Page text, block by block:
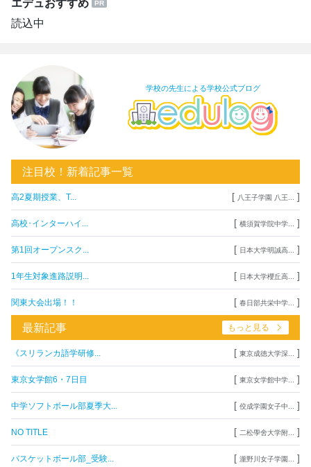
エデュおすすめ
読込中
学校の先生による学校公式ブログ
注目校！新着記事一覧
高2夏期授業、T... [ 八王子学園 八王... ]
高校･インターハイ... [ 横須賀学院中学... ]
第1回オープンスク... [ 日本大学明誠高... ]
1年生対象進路説明... [ 日本大学櫻丘高... ]
関東大会出場！！ [ 春日部共栄中学... ]
最新記事 もっと見る
《スリランカ語学研修... [ 東京成徳大学深... ]
東京女学館6・7日目 [ 東京女学館中学... ]
中学ソフトボール部夏季大... [ 佼成学園女子中... ]
NO TITLE [ 二松學舍大学附... ]
バスケットボール部_受験... [ 瀧野川女子学園... ]